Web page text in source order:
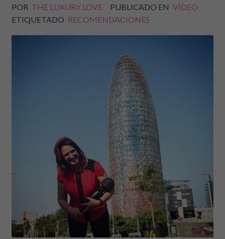
POR THE LUXURY LOVE PUBLICADO EN VÍDEO
ETIQUETADO RECOMENDACIONES